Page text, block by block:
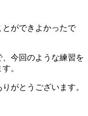
ができよかったで
今回のような練習を
。
がとうございます。